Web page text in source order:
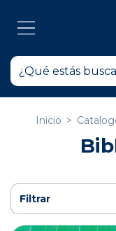
Inicio >
Filtrar